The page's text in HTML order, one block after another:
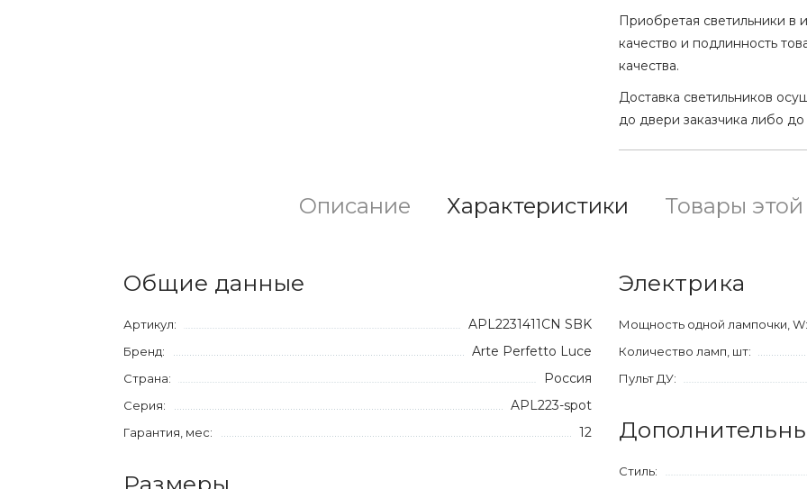
Приобретая светильники в
качество и подлинность
качества.
Доставка светильников
до двери заказчика либо
Описание Характеристики Товары
Общие данные
Артикул: APL2231411CN SBK
Бренд: Arte Perfetto Luce
Страна: Россия
Серия: APL223-spot
Гарантия, мес: 12
Размеры
Электрика
Мощность одной лампочки, W:
Количество ламп, шт:
Пульт ДУ:
Стиль: